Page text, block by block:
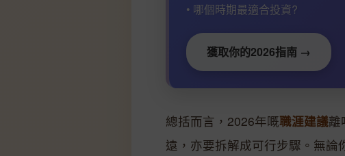
• 哪個時期最適合投資?
獲取你的2026指南 →
總括而言，2026年嘅職涯建議離
遠，亦要拆解成可行步驟。無